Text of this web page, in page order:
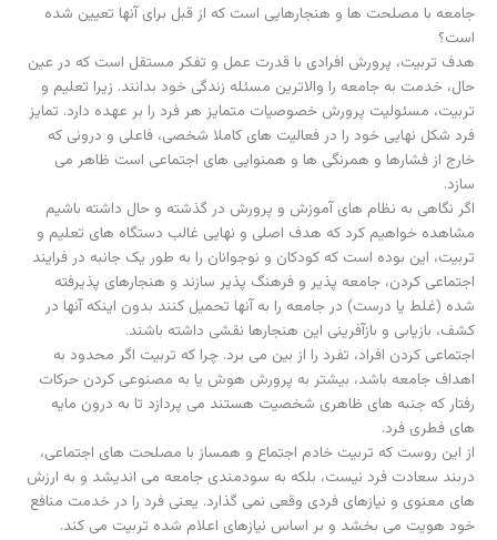
جامعه با مصلحت ها و هنجارهایی است که از قبل برای آنها تعیین شده
است؟
هدف تربیت، پرورش افرادی با قدرت عمل و تفکر مستقل است که در عین
حال، خدمت به جامعه را والاترین مسئله زندگی خود بدانند. زیرا تعلیم و
تربیت، مسئولیت پرورش خصوصیات متمایز هر فرد را بر عهده دارد. تمایز
فرد شکل نهایی خود را در فعالیت های کاملا شخصی، فاعلی و درونی که
خارج از فشارها و همرنگی ها و همنوایی های اجتماعی است ظاهر می
سازد.
اگر نگاهی به نظام های آموزش و پرورش در گذشته و حال داشته باشیم
مشاهده خواهیم کرد که هدف اصلی و نهایی غالب دستگاه های تعلیم و
تربیت، این بوده است که کودکان و نوجوانان را به طور یک جانبه در فرایند
اجتماعی کردن، جامعه پذیر و فرهنگ پذیر سازند و هنجارهای پذیرفته
شده (غلط یا درست) در جامعه را به آنها تحمیل کنند بدون اینکه آنها در
کشف، بازیابی و بازآفرینی این هنجارها نقشی داشته باشند.
اجتماعی کردن افراد، تفرد را از بین می برد. چرا که تربیت اگر محدود به
اهداف جامعه باشد، بیشتر به پرورش هوش یا به مصنوعی کردن حرکات
رفتار که جنبه های ظاهری شخصیت هستند می پردازد تا به درون مایه
های فطری فرد.
از این روست که تربیت خادم اجتماع و همساز با مصلحت های اجتماعی،
دربند سعادت فرد نیست، بلکه به سودمندی جامعه می اندیشد و به ارزش
های معنوی و نیازهای فردی وقعی نمی گذارد. یعنی فرد را در خدمت منافع
خود هویت می بخشد و بر اساس نیازهای اعلام شده تربیت می کند.